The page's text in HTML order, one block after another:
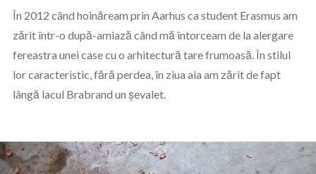
În 2012 când hoinăream prin Aarhus ca student Erasmus am
zărit într-o după-amiază când mă întorceam de la alergare
fereastra unei case cu o arhitectură tare frumoasă. În stilul
lor caracteristic, fără perdea, în ziua aia am zărit de fapt
lângă lacul Brabrand un șevalet.